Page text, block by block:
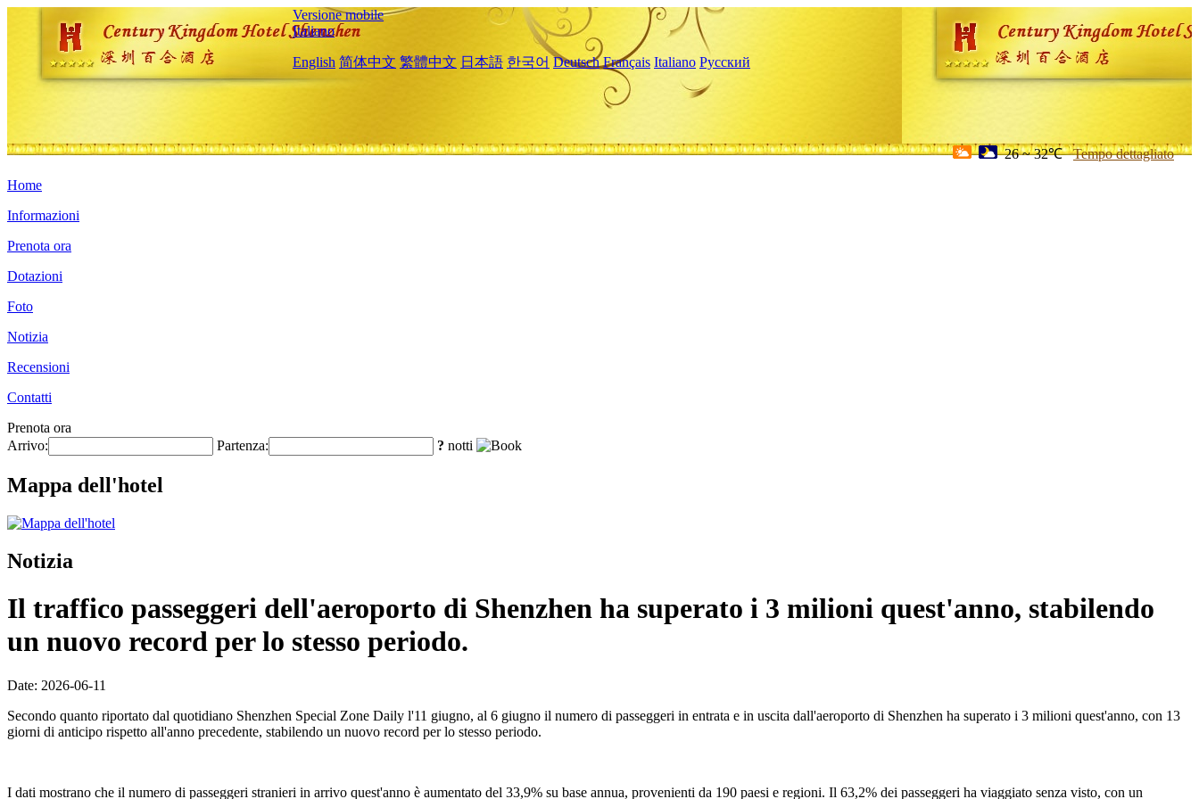
Versione mobile
Italiano
English 简体中文 繁體中文 日本語 한국어 Deutsch Français Italiano Русский
26 ~ 32℃ Tempo dettagliato
Home
Informazioni
Prenota ora
Dotazioni
Foto
Notizia
Recensioni
Contatti
Prenota ora
Arrivo:
Partenza: ? notti
Mappa dell'hotel
Notizia
Il traffico passeggeri dell'aeroporto di Shenzhen ha superato i 3 milioni quest'anno, stabilendo
un nuovo record per lo stesso periodo.
Date: 2026-06-11
Secondo quanto riportato dal quotidiano Shenzhen Special Zone Daily l'11 giugno, al 6 giugno il numero di passeggeri in entrata e in uscita dall'aeroporto di Shenzhen ha superato i 3 milioni quest'anno, con 13
giorni di anticipo rispetto all'anno precedente, stabilendo un nuovo record per lo stesso periodo.
I dati mostrano che il numero di passeggeri stranieri in arrivo quest'anno è aumentato del 33,9% su base annua, provenienti da 190 paesi e regioni. Il 63,2% dei passeggeri ha viaggiato senza visto, con un